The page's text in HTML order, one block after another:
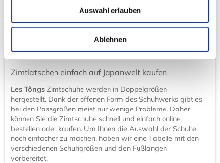
Auswahl erlauben
Ablehnen
Zimt-Allergiker sollten die Zimtlatschen meiden. Gleiches
Zimtlatschen einfach auf Japanwelt kaufen
Les Tôngs Zimtschuhe werden in Doppelgrößen
hergestellt. Dank der offenen Form des Schuhwerks gibt es
bei den Passgrößen meist nur wenige Probleme. Daher
können Sie die Zimtschuhe schnell und einfach online
bestellen oder kaufen. Um Ihnen die Auswahl der Schuhe
noch einfacher zu machen, haben wir eine Tabelle mit den
verschiedenen Schuhgrößen und den Fußlängen
vorbereitet.